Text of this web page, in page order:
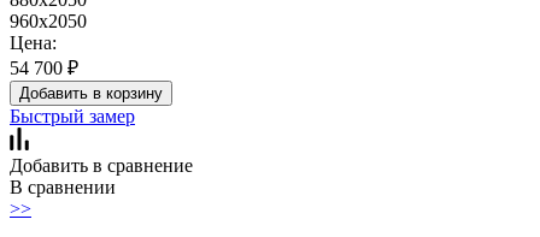
960x2050
Цена:
54 700 ₽
Добавить в корзину
Быстрый замер
Добавить в сравнение
В сравнении
>>